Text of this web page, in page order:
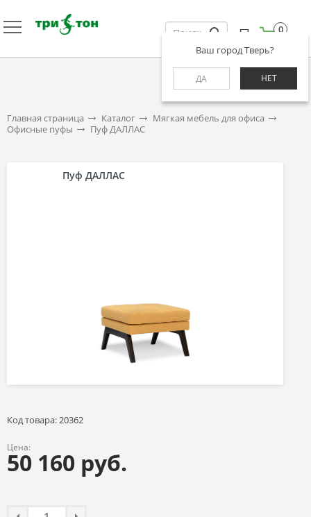
Ваш город Тверь?
ДА НЕТ
0
Главная страница Каталог
Мягкая мебель для офиса
Офисные пуфы
Пуф ДАЛЛАС
Пуф ДАЛЛАС
Код товара: 20362
Цена:
50 160 руб.